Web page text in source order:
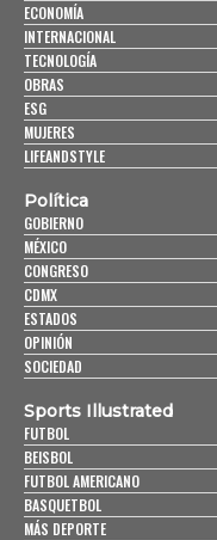
ECONOMÍA
INTERNACIONAL
TECNOLOGÍA
OBRAS
ESG
MUJERES
LIFEANDSTYLE
Política
GOBIERNO
MÉXICO
CONGRESO
CDMX
ESTADOS
OPINIÓN
SOCIEDAD
Sports Illustrated
FUTBOL
BEISBOL
FUTBOL AMERICANO
BASQUETBOL
MÁS DEPORTE